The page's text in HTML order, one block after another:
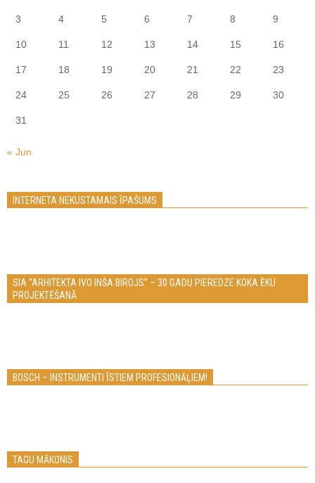
3 4 5 6 7 8 9
10 11 12 13 14 15 16
17 18 19 20 21 22 23
24 25 26 27 28 29 30
31
« Jun
INTERNETA NEKUSTAMAIS ĪPAŠUMS
SIA “ARHITEKTA IVO INŠA BIROJS” – 30 GADU PIEREDZE KOKA ĒKU
PROJEKTĒŠANĀ
BOSCH – INSTRUMENTI ĪSTIEM PROFESIONĀĻIEM!
TAGU MĀKONIS